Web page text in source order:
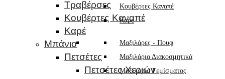
Κουβέρτες Καναπέ
Καρέ
Μαξιλάρες - Πουφ
Μαξιλάρια Διακοσμητικά
Μαξιλάρια Γεμίσματος
Τραβέρσες
Κουβέρτες Καναπέ
Καρέ
Μπάνιο
Πετσέτες
Πετσέτες Χεριών